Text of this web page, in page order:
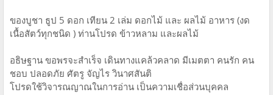
ของบูชา ธูป 5 ดอก เทียน 2 เล่ม ดอกไม้ และ ผลไม้ อาหาร (งด
เนื้อสัตว์ทุกชนิด ) ท่านโปรด ข้าวหลาม และผลไม้
อธิษฐาน ขอพรจะสำเร็จ เดินทางแคล้วคลาด มีเมตตา คนรัก คน
ชอบ ปลอดภัย ศัตรู จัญไร วินาศสันติ
โปรดใช้วิจารณญาณในการอ่าน เป็นความเชื่อส่วนบุคคล